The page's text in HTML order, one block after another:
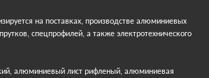
на поставках, производстве алюминиевых
спецпрофилей, а также электротехнического
алюминиевый лист рифленый, алюминиевая